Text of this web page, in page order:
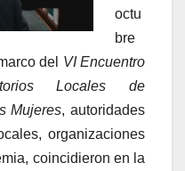
octu
bre
del VI Encuentro
Locales de
Mujeres, autoridades
organizaciones
coincidieron en la